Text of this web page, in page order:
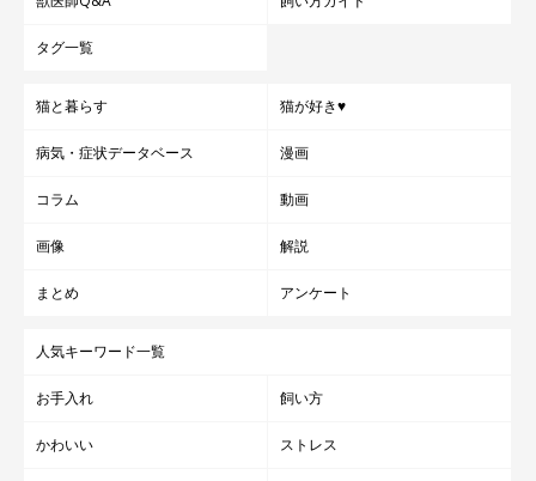
タグ一覧
猫と暮らす 猫が好き♥
病気・症状データベース 漫画
コラム 動画
画像 解説
まとめ アンケート
人気キーワード一覧
お手入れ 飼い方
かわいい ストレス